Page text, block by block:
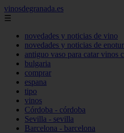
vinosdegranada.es
☰
novedades y noticias de vino
novedades y noticias de
antiguo vaso para catar vinos
bulgaria
comprar
espana
tipo
vinos
Córdoba - córdoba
Sevilla - sevilla
Barcelona - barcelona